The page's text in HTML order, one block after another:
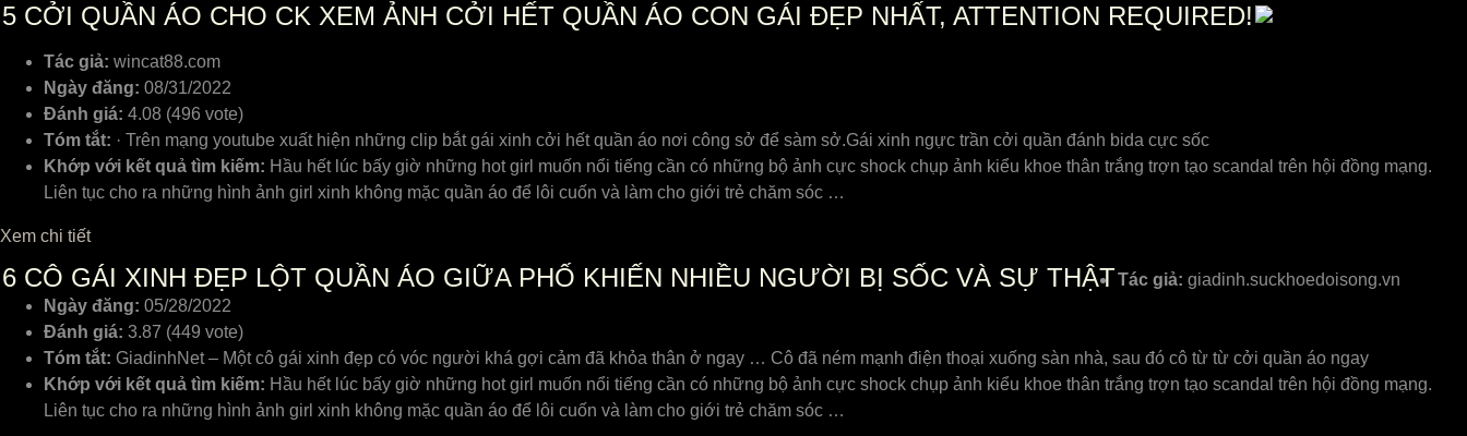
5 CỞI QUẦN ÁO CHO CK XEM ẢNH CỞI HẾT QUẦN ÁO CON GÁI ĐẸP NHẤT, ATTENTION REQUIRED!
Tác giả: wincat88.com
Ngày đăng: 08/31/2022
Đánh giá: 4.08 (496 vote)
Tóm tắt: · Trên mạng youtube xuất hiện những clip bắt gái xinh cởi hết quần áo nơi công sở để sàm sở.Gái xinh ngực trần cởi quần đánh bida cực sốc
Khớp với kết quả tìm kiếm: Hầu hết lúc bấy giờ những hot girl muốn nổi tiếng cần có những bộ ảnh cực shock chụp ảnh kiểu khoe thân trắng trợn tạo scandal trên hội đồng mạng.
Liên tục cho ra những hình ảnh girl xinh không mặc quần áo để lôi cuốn và làm cho giới trẻ chăm sóc …
Xem chi tiết
6 CÔ GÁI XINH ĐẸP LỘT QUẦN ÁO GIỮA PHỐ KHIẾN NHIỀU NGƯỜI BỊ SỐC VÀ SỰ THẬTTác giả: giadinh.suckhoedoisong.vn
Ngày đăng: 05/28/2022
Đánh giá: 3.87 (449 vote)
Tóm tắt: GiadinhNet – Một cô gái xinh đẹp có vóc người khá gợi cảm đã khỏa thân ở ngay … Cô đã ném mạnh điện thoại xuống sàn nhà, sau đó cô từ từ cởi quần áo ngay
Khớp với kết quả tìm kiếm: Hầu hết lúc bấy giờ những hot girl muốn nổi tiếng cần có những bộ ảnh cực shock chụp ảnh kiểu khoe thân trắng trợn tạo scandal trên hội đồng mạng.
Liên tục cho ra những hình ảnh girl xinh không mặc quần áo để lôi cuốn và làm cho giới trẻ chăm sóc …